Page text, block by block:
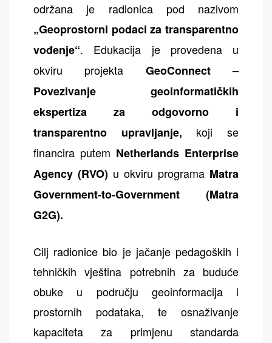
održana je radionica pod nazivom
„Geoprostorni podaci za transparentno
vođenje“. Edukacija je provedena u
okviru projekta GeoConnect –
Povezivanje geoinformatičkih
ekspertiza za odgovorno i
transparentno upravljanje, koji se
financira putem Netherlands Enterprise
Agency (RVO) u okviru programa Matra
Government-to-Government (Matra
G2G).
Cilj radionice bio je jačanje pedagoških i
tehničkih vještina potrebnih za buduće
obuke u području geoinformacija i
prostornih podataka, te osnaživanje
kapaciteta za primjenu standarda